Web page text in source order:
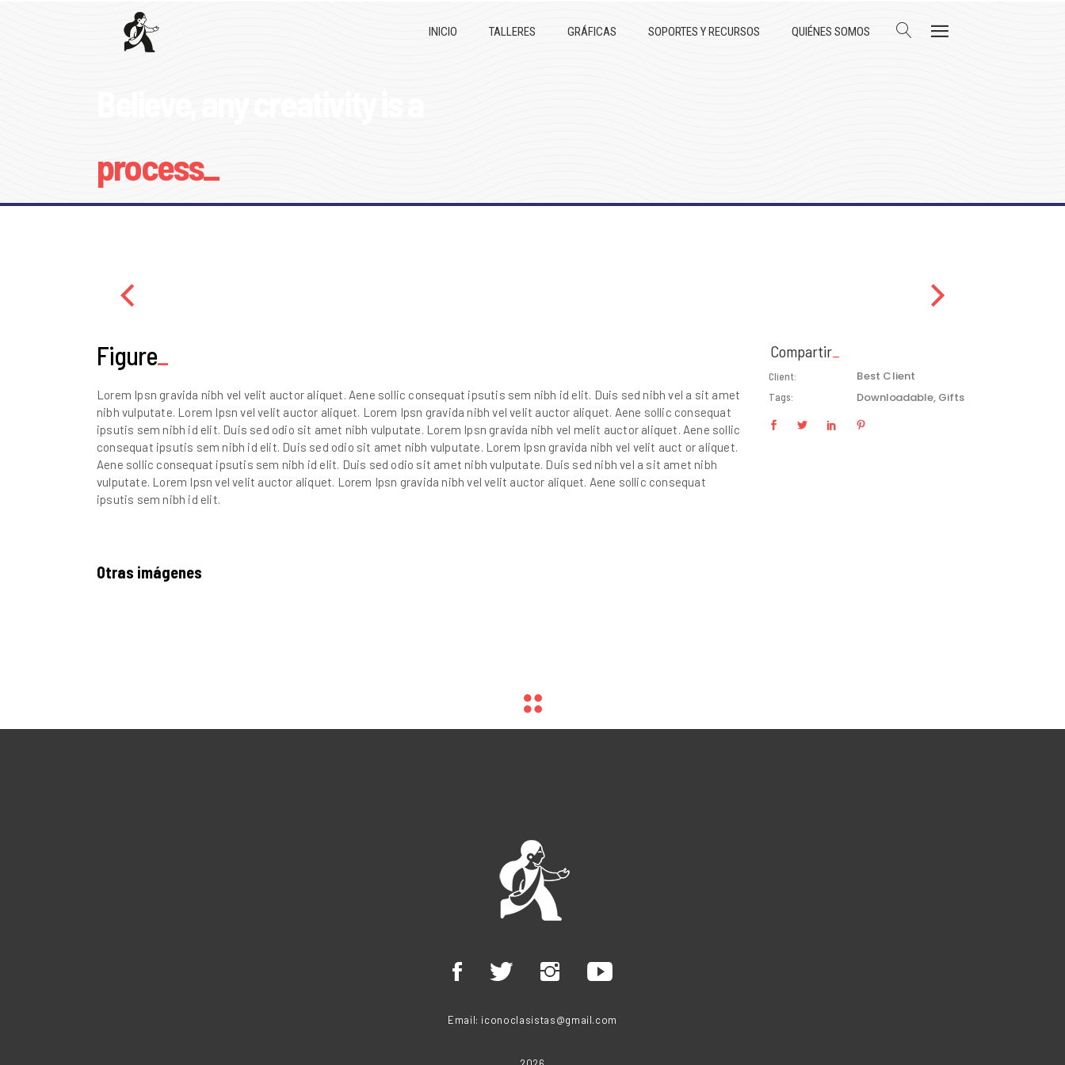
INICIO TALLERES GRÁFICAS SOPORTES Y RECURSOS QUIÉNES SOMOS
process_
Figure
Lorem Ipsn gravida nibh vel velit auctor aliquet. Aene sollic consequat ipsutis sem nibh id elit. Duis sed nibh vel a sit amet
nibh vulputate. Lorem Ipsn vel velit auctor aliquet. Lorem Ipsn gravida nibh vel velit auctor aliquet. Aene sollic consequat
ipsutis sem nibh id elit. Duis sed odio sit amet nibh vulputate. Lorem Ipsn gravida nibh vel melit auctor aliquet. Aene sollic
consequat ipsutis sem nibh id elit. Duis sed odio sit amet nibh vulputate. Lorem Ipsn gravida nibh vel velit auct or aliquet.
Aene sollic consequat ipsutis sem nibh id elit. Duis sed odio sit amet nibh vulputate. Duis sed nibh vel a sit amet nibh
vulputate. Lorem Ipsn vel velit auctor aliquet. Lorem Ipsn gravida nibh vel velit auctor aliquet. Aene sollic consequat
ipsutis sem nibh id elit.
Compartir
Client: Best Client
Tags: Downloadable Gifts
Otras imágenes
Email: iconoclasistas@gmail.com